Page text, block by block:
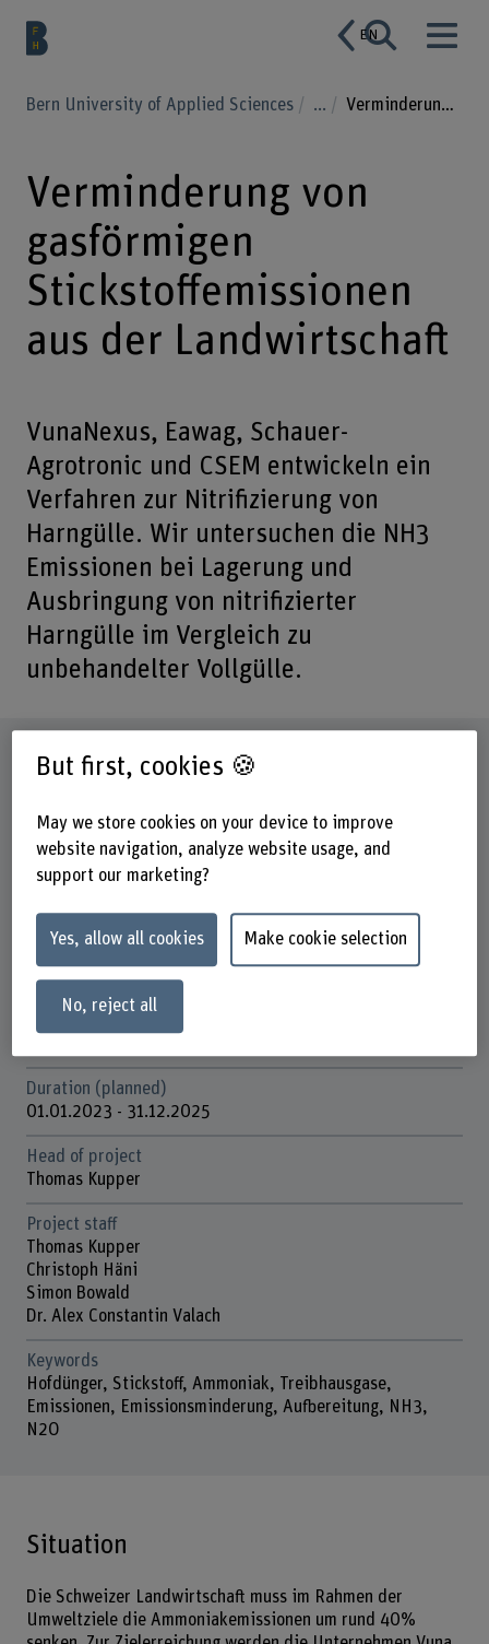
EN
Bern University of Applied Sciences ... Verminderung von gasförmigen Stickstoffemissionen aus der Landwirtschaft
Verminderung von
gasförmigen
Stickstoffemissionen
aus der Landwirtschaft
VunaNexus, Eawag, Schauer-
Agrotronic und CSEM entwickeln ein
Verfahren zur Nitrifizierung von
Harngülle. Wir untersuchen die NH3
Emissionen bei Lagerung und
Ausbringung von nitrifizierter
Harngülle im Vergleich zu
unbehandelter Vollgülle.
Factsheet
Schools involved
School of Agricultural, Forest and Food Sciences
Institute(s)
Agriculture
Research unit(s)
Sustainability and Circular Economy
Duration (planned)
01.01.2023 - 31.12.2025
Head of project
Thomas Kupper
Project staff
Thomas Kupper
Christoph Häni
Simon Bowald
Dr. Alex Constantin Valach
Keywords
Hofdünger, Stickstoff, Ammoniak, Treibhausgase,
Emissionen, Emissionsminderung, Aufbereitung, NH3,
N2O
Situation
Die Schweizer Landwirtschaft muss im Rahmen der
Umweltziele die Ammoniakemissionen um rund 40%
But first, cookies 🍪
May we store cookies on your device to improve
website navigation, analyze website usage, and
support our marketing?
Yes, allow all cookies Make cookie selection
No, reject all